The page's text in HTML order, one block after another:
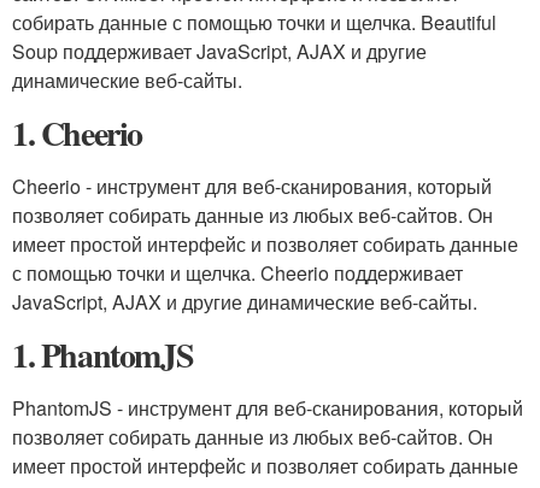
собирать данные с помощью точки и щелчка. Beautiful
Soup поддерживает JavaScript, AJAX и другие
динамические веб-сайты.
1. Cheerio
Cheerio - инструмент для веб-сканирования, который
позволяет собирать данные из любых веб-сайтов. Он
имеет простой интерфейс и позволяет собирать данные
с помощью точки и щелчка. Cheerio поддерживает
JavaScript, AJAX и другие динамические веб-сайты.
1. PhantomJS
PhantomJS - инструмент для веб-сканирования, который
позволяет собирать данные из любых веб-сайтов. Он
имеет простой интерфейс и позволяет собирать данные